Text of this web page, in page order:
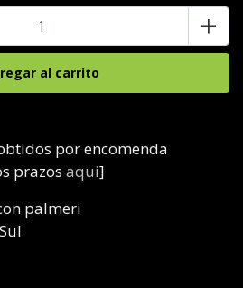
+
por encomenda
prazos aqui]
palmeri